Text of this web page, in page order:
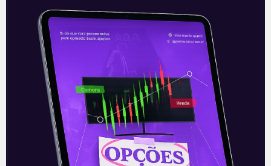
(Proposta de Emenda à Constituição)
32/2020, que
Leia mais
24/09/2021
E EU COM ISSO